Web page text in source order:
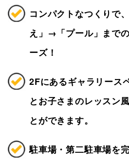
コンパクトなつくりで
え」→「プール」まで
ーズ！
2Fにあるギャラリース
とお子さまのレッスン
とができます。
駐車場・第二駐車場を